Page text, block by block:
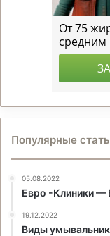
Популярные
05.08.2022
Евро -Клиники —
19.12.2022
Виды